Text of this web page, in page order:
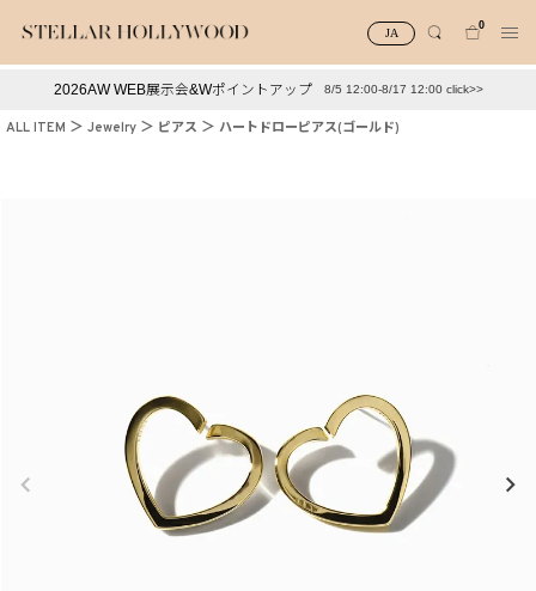
JA
0
2026AW WEB展示会&Wポイントアップ 8/5 12:00-8/17 12:00 click>>
ALL ITEM Jewelry ピアス ハートドローピアス(ゴールド)